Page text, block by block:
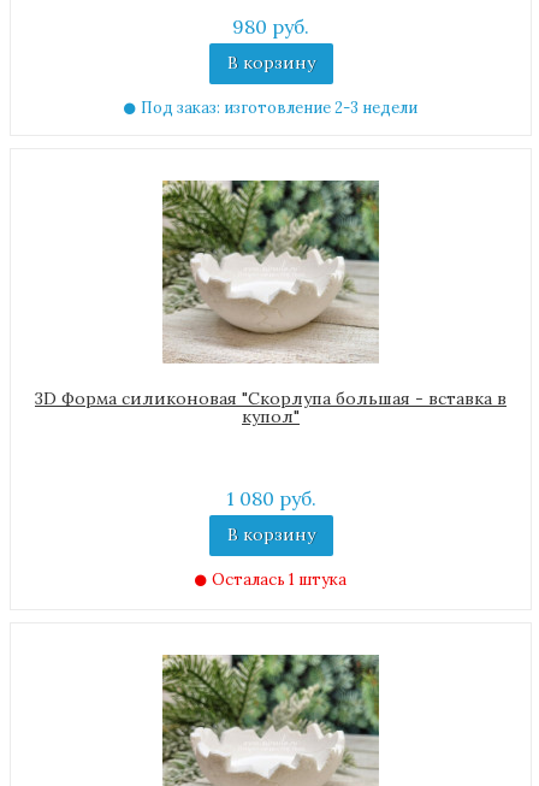
980 руб.
В корзину
Под заказ: изготовление 2-3 недели
3D Форма силиконовая "Скорлупа большая - вставка в
купол"
1 080 руб.
В корзину
Осталась 1 штука